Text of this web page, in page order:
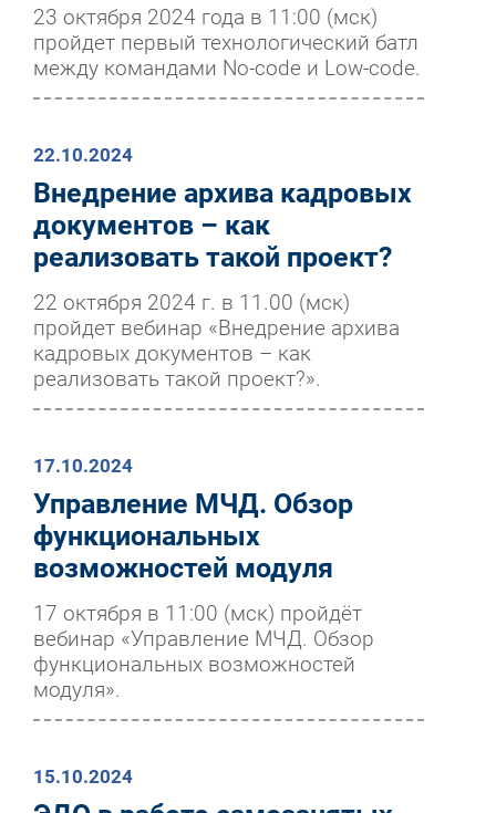
23 октября 2024 года в 11:00 (мск)
пройдет первый технологический батл
между командами No-code и Low-code.
22.10.2024
Внедрение архива кадровых
документов – как
реализовать такой проект?
22 октября 2024 г. в 11.00 (мск)
пройдет вебинар «Внедрение архива
кадровых документов – как
реализовать такой проект?».
17.10.2024
Управление МЧД. Обзор
функциональных
возможностей модуля
17 октября в 11:00 (мск) пройдёт
вебинар «Управление МЧД. Обзор
функциональных возможностей
модуля».
15.10.2024